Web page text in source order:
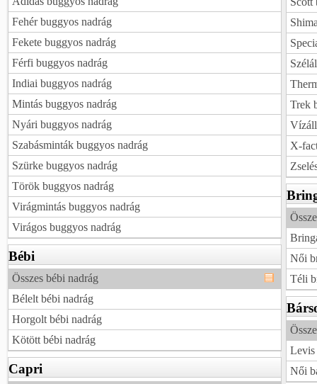
Fehér buggyos nadrág
Fekete buggyos nadrág
Férfi buggyos nadrág
Indiai buggyos nadrág
Mintás buggyos nadrág
Nyári buggyos nadrág
Szabásminták buggyos nadrág
Szürke buggyos nadrág
Török buggyos nadrág
Virágmintás buggyos nadrág
Virágos buggyos nadrág
Bébi
Összes bébi nadrág
Bélelt bébi nadrág
Horgolt bébi nadrág
Kötött bébi nadrág
Capri
Trek
X-
Női
Téli
Levis
Női